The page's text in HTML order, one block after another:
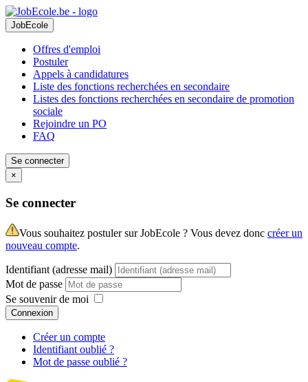
JobEcole
Offres d'emploi
Postuler
Appels à candidatures
Liste des fonctions recherchées en secondaire
Listes des fonctions recherchées en secondaire de promotion
sociale
Rejoindre un PO
FAQ
Se connecter
×
Se connecter
Vous souhaitez postuler sur JobEcole ? Vous devez donc créer un
nouveau compte.
Identifiant (adresse mail)
Mot de passe
Se souvenir de moi
Connexion
Créer un compte
Identifiant oublié ?
Mot de passe oublié ?